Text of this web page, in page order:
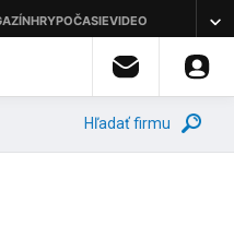
Hľadať firmu